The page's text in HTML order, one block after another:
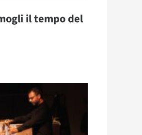
il tempo del